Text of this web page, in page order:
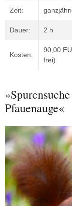
Zeit:
Dauer: 2 h
Kosten:
90,00
frei)
Pfauenauge«